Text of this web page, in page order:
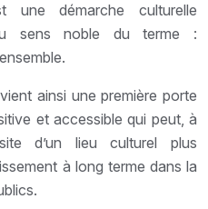
une démarche culturelle
sens noble du terme :
ainsi une première porte
et accessible qui peut, à
d’un lieu culturel plus
à long terme dans la